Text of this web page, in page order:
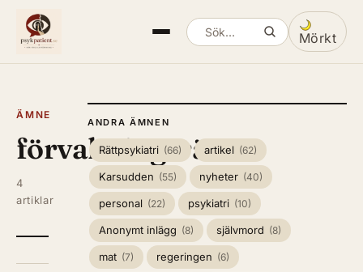
Sök artiklar Mörkt
Växla
ÄMNE
förvaltningsrätt
4
artiklar
ANDRA ÄMNEN
Rättpsykiatri (66) artikel (62)
Karsudden (55) nyheter (40)
personal (22) psykiatri (10)
Anonymt inlägg (8) självmord (8)
mat (7) regeringen (6)